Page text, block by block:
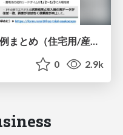
エネがえる導入企業の主要事例まとめ（住宅用/産業用）
0 2.9k